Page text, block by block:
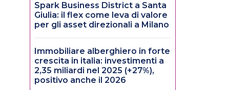
Spark Business District a Santa
Giulia: il flex come leva di valore
per gli asset direzionali a Milano
Immobiliare alberghiero in forte
crescita in italia: investimenti a
2,35 miliardi nel 2025 (+27%),
positivo anche il 2026